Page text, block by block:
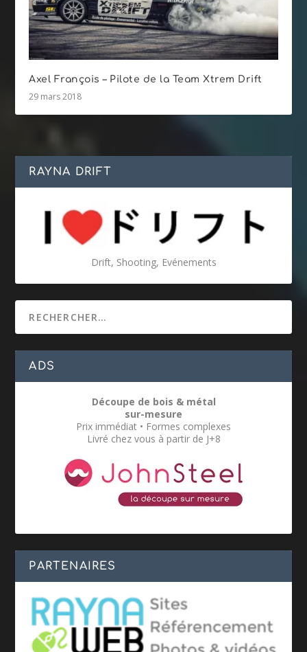
Axel François – Pilote de la Team Xtrem Drift
29 mars 2018
RAYNA DRIFT
Drift, Shooting, Evénements
ADS
Découpe de bois & métal
sur-mesure
Prix immédiat • Formes complexes
Livré chez vous à partir de J+8
PARTENAIRES